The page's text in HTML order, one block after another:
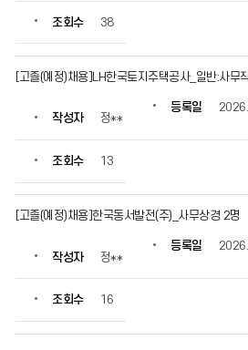
조회수 38
[고졸(예정)채용]LH한국토지주택공사_일반:사무
작성자 정**
등록일
조회수 13
[고졸(예정)채용]한국동서발전(주)_사무상경 2명
작성자 정**
등록일
조회수 16